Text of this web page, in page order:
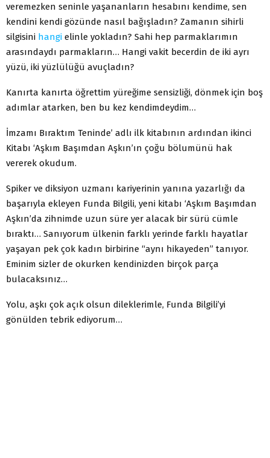
veremezken seninle yaşananların hesabını kendime, sen
kendini kendi gözünde nasıl bağışladın? Zamanın sihirli
silgisini hangi elinle yokladın? Sahi hep parmaklarımın
arasındaydı parmakların… Hangi vakit becerdin de iki ayrı
yüzü, iki yüzlülüğü avuçladın?
Kanırta kanırta öğrettim yüreğime sensizliği, dönmek için boş
adımlar atarken, ben bu kez kendimdeydim…
İmzamı Bıraktım Teninde’ adlı ilk kitabının ardından ikinci
Kitabı ‘Aşkım Başımdan Aşkın’ın çoğu bölumünü hak
vererek okudum.
Spiker ve diksiyon uzmanı kariyerinin yanına yazarlığı da
başarıyla ekleyen Funda Bilgili, yeni kitabı ‘Aşkım Başımdan
Aşkın’da zihnimde uzun süre yer alacak bir sürü cümle
bıraktı… Sanıyorum ülkenin farklı yerinde farklı hayatlar
yaşayan pek çok kadın birbirine “aynı hikayeden” tanıyor.
Eminim sizler de okurken kendinizden birçok parça
bulacaksınız…
Yolu, aşkı çok açık olsun dileklerimle, Funda Bilgili’yi
gönülden tebrik ediyorum…